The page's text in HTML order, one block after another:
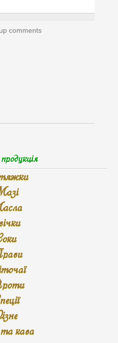
comments
кава